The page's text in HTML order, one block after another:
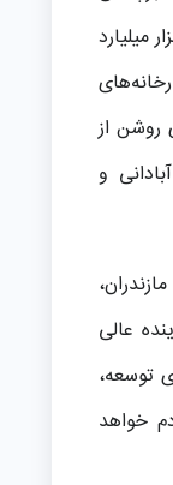
میلیارد
روشن از
و
عالی
توسعه،
خواهد